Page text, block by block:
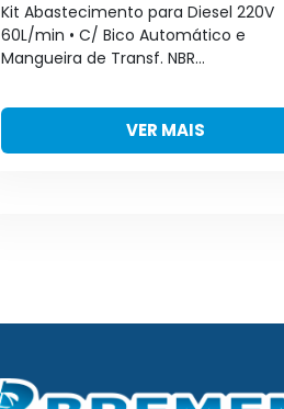
Kit Abastecimento para Diesel 220V
60L/min • C/ Bico Automático e
Mangueira de Transf. NBR...
VER MAIS